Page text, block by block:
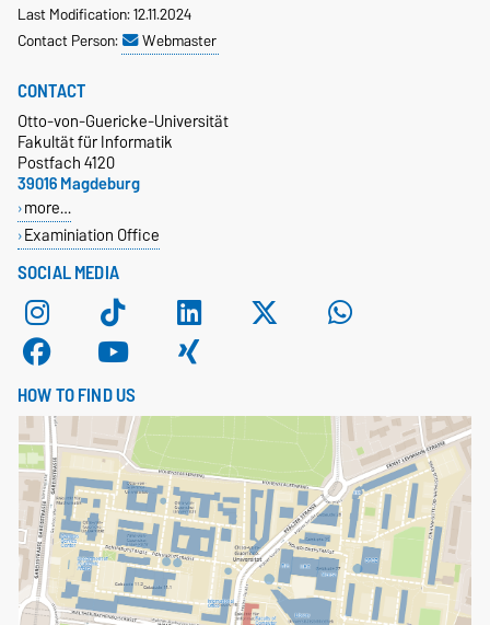
Last Modification: 12.11.2024
Contact Person:
Webmaster
SOCIAL MEDIA
CONTACT
Otto-von-Guericke-Universität
Fakultät für Informatik
Postfach 4120
39016 Magdeburg
more…
Examiniation Office
HOW TO FIND US